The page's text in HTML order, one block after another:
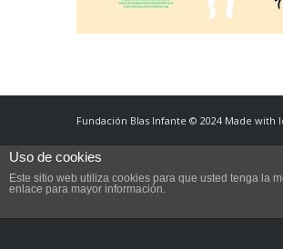
Fundación Blas Infante © 2024 Made with
Uso de cookies
Este sitio web utiliza cookies para que usted tenga la
enlace para mayor información.